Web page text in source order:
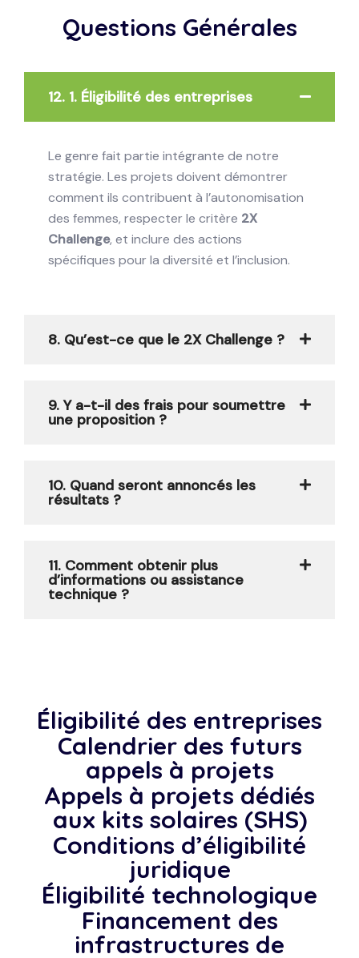
Questions Générales
12. 1. Éligibilité des entreprises
Le genre fait partie intégrante de notre
stratégie. Les projets doivent démontrer
comment ils contribuent à l’autonomisation
des femmes, respecter le critère 2X
Challenge, et inclure des actions
spécifiques pour la diversité et l’inclusion.
8. Qu’est-ce que le 2X Challenge ?
9. Y a-t-il des frais pour soumettre
une proposition ?
10. Quand seront annoncés les
résultats ?
11. Comment obtenir plus
d’informations ou assistance
technique ?
Éligibilité des entreprises
Calendrier des futurs
appels à projets
Appels à projets dédiés
aux kits solaires (SHS)
Conditions d’éligibilité
juridique
Éligibilité technologique
Financement des
infrastructures de